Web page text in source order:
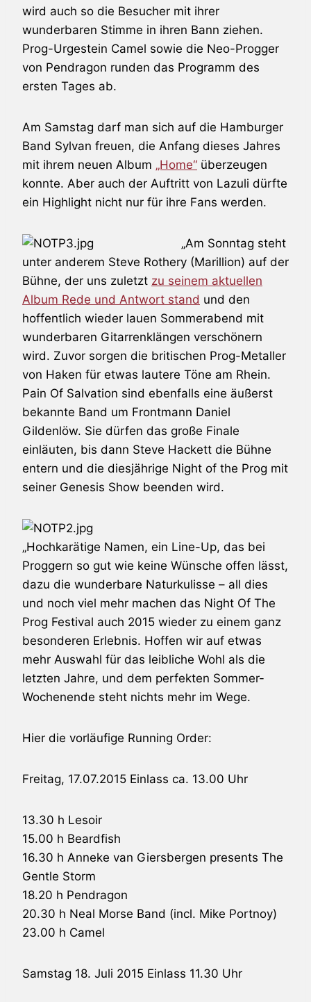
wird auch so die Besucher mit ihrer
wunderbaren Stimme in ihren Bann ziehen.
Prog-Urgestein Camel sowie die Neo-Progger
von Pendragon runden das Programm des
ersten Tages ab.
Am Samstag darf man sich auf die Hamburger
Band Sylvan freuen, die Anfang dieses Jahres
mit ihrem neuen Album „Home“ überzeugen
konnte. Aber auch der Auftritt von Lazuli dürfte
ein Highlight nicht nur für ihre Fans werden.
„Am Sonntag steht
unter anderem Steve Rothery (Marillion) auf der
Bühne, der uns zuletzt zu seinem aktuellen
Album Rede und Antwort stand und den
hoffentlich wieder lauen Sommerabend mit
wunderbaren Gitarrenklängen verschönern
wird. Zuvor sorgen die britischen Prog-Metaller
von Haken für etwas lautere Töne am Rhein.
Pain Of Salvation sind ebenfalls eine äußerst
bekannte Band um Frontmann Daniel
Gildenlöw. Sie dürfen das große Finale
einläuten, bis dann Steve Hackett die Bühne
entern und die diesjährige Night of the Prog mit
seiner Genesis Show beenden wird.
„Hochkarätige Namen, ein Line-Up, das bei
Proggern so gut wie keine Wünsche offen lässt,
dazu die wunderbare Naturkulisse – all dies
und noch viel mehr machen das Night Of The
Prog Festival auch 2015 wieder zu einem ganz
besonderen Erlebnis. Hoffen wir auf etwas
mehr Auswahl für das leibliche Wohl als die
letzten Jahre, und dem perfekten Sommer-
Wochenende steht nichts mehr im Wege.
Hier die vorläufige Running Order:
Freitag, 17.07.2015 Einlass ca. 13.00 Uhr
13.30 h Lesoir
15.00 h Beardfish
16.30 h Anneke van Giersbergen presents The
Gentle Storm
18.20 h Pendragon
20.30 h Neal Morse Band (incl. Mike Portnoy)
23.00 h Camel
Samstag 18. Juli 2015 Einlass 11.30 Uhr